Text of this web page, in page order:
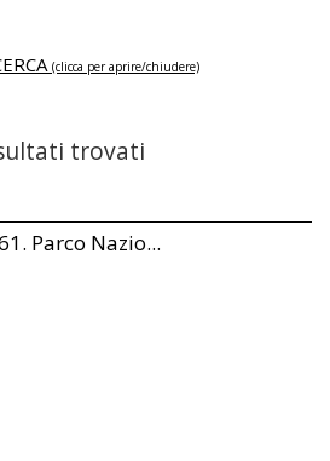
(clicca per aprire/chiudere)
trovati
Parco Nazio...